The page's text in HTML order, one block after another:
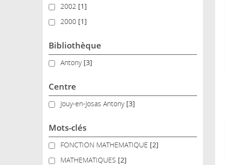
20022002 [1]
20002000 [1]
Bibliothèque
AntonyAntony [3]
Centre
Jouy-en-Josas Antony
Jouy-en-Josas Antony [3]
Mots-clés
FONCTION MATHEMATIQUE
FONCTION MATHEMATIQUE [2]
MATHEMATIQUES
MATHEMATIQUES [2]